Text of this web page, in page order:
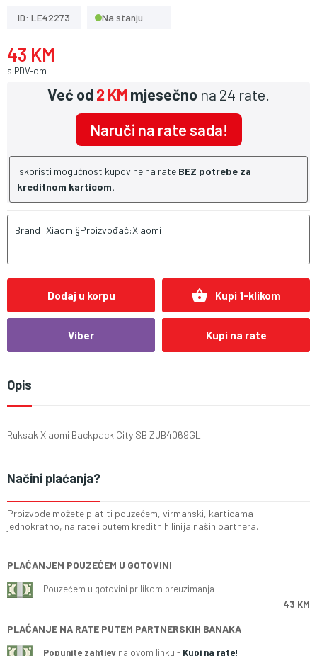
ID: LE42273 Na stanju
43 KM
s PDV-om
Već od2 KM mjesečno na 24 rate.
Naruči na rate sada!
Iskoristi mogućnost kupovine na rate BEZ potrebe za
kreditnom karticom.
Brand: Xiaomi§Proizvođač:Xiaomi
Dodaj u korpu shopping_basket Kupi 1-klikom
Viber Kupi na rate
Opis
Ruksak Xiaomi Backpack City SB ZJB4069GL
Načini plaćanja?
Proizvode možete platiti pouzećem, virmanski, karticama
jednokratno, na rate i putem kreditnih linija naših partnera.
PLAĆANJEM POUZEĆEM U GOTOVINI
Pouzećem u gotovini prilikom preuzimanja
43 KM
PLAĆANJE NA RATE PUTEM PARTNERSKIH BANAKA
Popunite zahtjev na ovom linku - Kupi na rate!